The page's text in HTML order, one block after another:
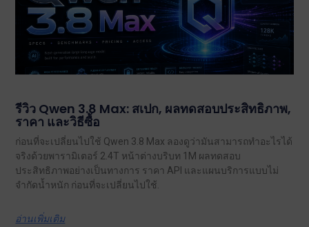
รีวิว Qwen 3.8 Max: สเปก, ผลทดสอบประสิทธิภาพ,
ราคา และวิธีซื้อ
ก่อนที่จะเปลี่ยนไปใช้ Qwen 3.8 Max ลองดูว่ามันสามารถทำอะไรได้
จริงด้วยพารามิเตอร์ 2.4T หน้าต่างบริบท 1M ผลทดสอบ
ประสิทธิภาพอย่างเป็นทางการ ราคา API และแผนบริการแบบไม่
จำกัดน้ำหนัก ก่อนที่จะเปลี่ยนไปใช้.
อ่านเพิ่มเติม